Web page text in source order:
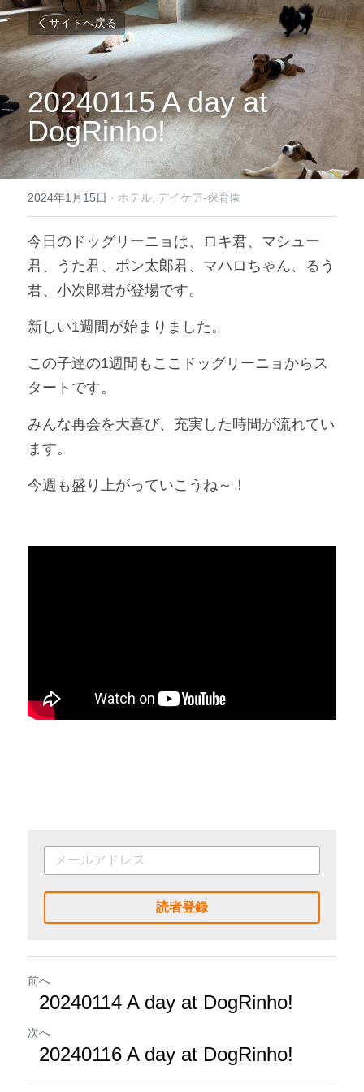
サイトへ戻る
20240115 A day at
DogRinho!
2024年1月15日 · ホテル, デイケア-保育園
今日のドッグリーニョは、ロキ君、マシュー
君、うた君、ポン太郎君、マハロちゃん、るう
君、小次郎君が登場です。
新しい1週間が始まりました。
この子達の1週間もここドッグリーニョからス
タートです。
みんな再会を大喜び、充実した時間が流れてい
ます。
今週も盛り上がっていこうね～！
読者登録
前へ
20240114 A day at DogRinho!
次へ
20240116 A day at DogRinho!